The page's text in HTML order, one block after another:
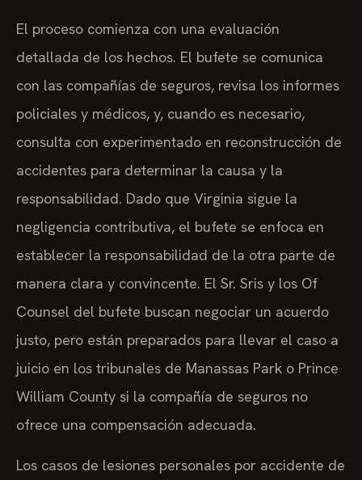
El proceso comienza con una evaluación
detallada de los hechos. El bufete se comunica
con las compañías de seguros, revisa los informes
policiales y médicos, y, cuando es necesario,
consulta con experimentado en reconstrucción de
accidentes para determinar la causa y la
responsabilidad. Dado que Virginia sigue la
negligencia contributiva, el bufete se enfoca en
establecer la responsabilidad de la otra parte de
manera clara y convincente. El Sr. Sris y los Of
Counsel del bufete buscan negociar un acuerdo
justo, pero están preparados para llevar el caso a
juicio en los tribunales de Manassas Park o Prince
William County si la compañía de seguros no
ofrece una compensación adecuada.
Los casos de lesiones personales por accidente de